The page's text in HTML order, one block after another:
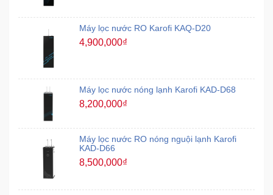
Máy lọc nước RO Karofi KAQ-D20
4,900,000₫
Máy lọc nước nóng lạnh Karofi KAD-D68
8,200,000₫
Máy lọc nước RO nóng nguội lạnh Karofi
KAD-D66
8,500,000₫